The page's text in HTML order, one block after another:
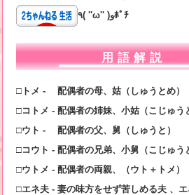
٩( ''ω'' )وﾎﾟﾁ
用語解説
□トメ - 配偶者の母、姑（しゅうとめ）
□コトメ - 配偶者の姉妹、小姑（こじゅう
□ウト - 配偶者の父、舅（しゅうと）
□コウト - 配偶者の兄弟、小舅（こじゅう
□ウトメ - 配偶者の両親、（ウト＋トメ）
□エネ夫 - 妻の味方をせず苦しめる夫 、エ